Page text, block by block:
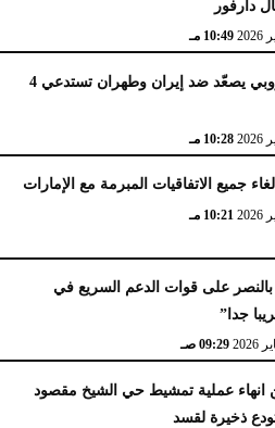
دارفور
10:49 مـ
الاتحاد الأوروبي يصعّد ضد إيران وطهران تستدعي 4
10:28 مـ
جميع الاتفاقيات المبرمة مع الإمارات
10:21 مـ
بالنصر على قوات الدعم السريع في
جدا”
09:29 صـ
انهاء عملية تمشيط حي الشيخ مقصود
ذخيرة لقسد